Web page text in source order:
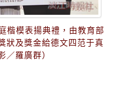
楷模表揚典禮，由教育部
狀及獎金給德文四范于真
／羅廣群）